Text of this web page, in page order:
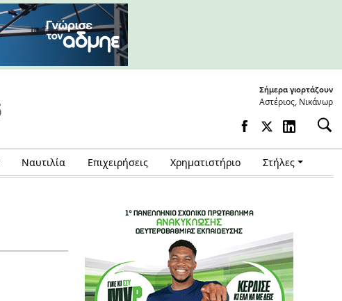
Σήμερα γιορτάζουν
Αστέριος, Νικάνωρ
Ναυτιλία Επιχειρήσεις Χρηματιστήριο Στήλες